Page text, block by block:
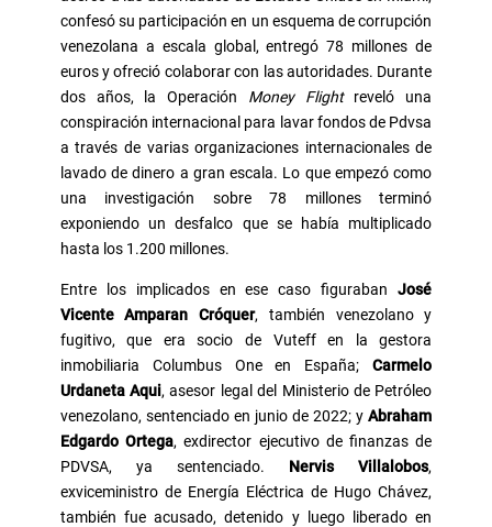
confesó su participación en un esquema de corrupción
venezolana a escala global, entregó 78 millones de
euros y ofreció colaborar con las autoridades. Durante
dos años, la Operación Money Flightreveló una
conspiración internacional para lavar fondos de Pdvsa
a través de varias organizaciones internacionales de
lavado de dinero a gran escala. Lo que empezó como
una investigación sobre 78 millones terminó
exponiendo un desfalco que se había multiplicado
hasta los 1.200 millones.
Entre los implicados en ese caso figurabanJosé
Vicente Amparan Cróquer, también venezolano y
fugitivo, que era socio de Vuteff en la gestora
inmobiliaria Columbus One en España;Carmelo
Urdaneta Aqui, asesor legal del Ministerio de Petróleo
venezolano, sentenciado en junio de 2022; yAbraham
Edgardo Ortega, exdirector ejecutivo de finanzas de
PDVSA, ya sentenciado. Nervis Villalobos,
exviceministro de Energía Eléctrica de Hugo Chávez,
también fue acusado, detenido y luego liberado en